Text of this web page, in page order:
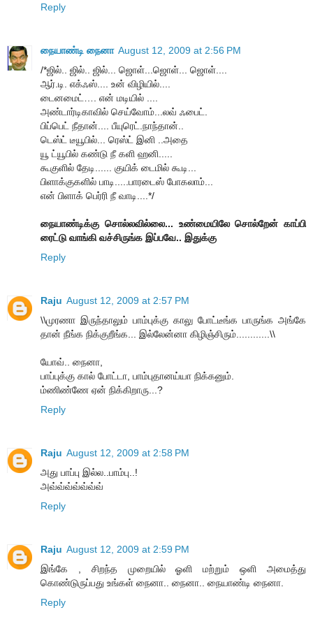
Reply
நையாண்டி நைனா August 12, 2009 at 2:56 PM
/*ஜில்.. ஜில்.. ஜில்... ஜொள்...ஜொள்... ஜொள்....
ஆர்.டி. எக்ஃஸ்.... உன் விழியில்....
டைனமைட்…. என் மடியில் ....
அண்டார்டிகாவில் செய்வோம்...லவ் ஃபைட்.
பிப்பெட் நீதான்.... பீயுரெட்.நாந்தான்..
டெஸ்ட் டீயூபில்... ரெஸ்ட் இனி ..அதை
யூ ட்யூபில் கண்டு நீ களி ஹனி.....
கூகுளில் தேடி...... குயிக் டைமில் கூடி...
பிளாக்குகளில் பாடி.....பாரடைஸ் போகலாம்...
என் பிளாக் பெர்ரி நீ வாடி....*/
நையாண்டிக்கு சொல்லவில்லை... உண்மையிலே சொல்றேன் காப்பி
ரைட்டு வாங்கி வச்சிருங்க இப்பவே.. இதுக்கு
Reply
Raju August 12, 2009 at 2:57 PM
\\முரணா இருந்தாலும் பாம்புக்கு காலு போட்டீங்க பாருங்க அங்கே
தான் நீங்க நிக்குறீங்க... இல்லேன்னா கிழிஞ்சிரும்............\\
யோவ்.. நைனா,
பாப்புக்கு கால் போட்டா, பாம்புதானய்யா நிக்கனும்.
ம்ணிண்ணே ஏன் நிக்கிறாரு...?
Reply
Raju August 12, 2009 at 2:58 PM
அது பாப்பு இல்ல..பாம்பு..!
அவ்வ்வ்வ்வ்வ்வ்
Reply
Raju August 12, 2009 at 2:59 PM
இங்கே , சிறந்த முறையில் ஓளி மற்றும் ஒளி அமைத்து
கொண்டுருப்பது உங்கள் நைனா.. நைனா.. நையாண்டி நைனா.
Reply